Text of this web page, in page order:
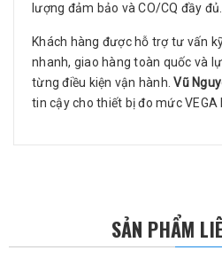
lượng đảm bảo và CO/CQ đầy đủ.
Khách hàng được hỗ trợ tư vấn
nhanh, giao hàng toàn quốc và
từng điều kiện vận hành.Vũ
tin cậy cho thiết bị đo mức VEGA
SẢN PHẨM